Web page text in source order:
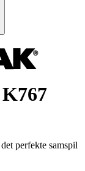
perfekte samspil